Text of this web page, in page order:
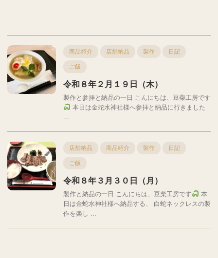
商品紹介 店舗納品 製作 日記
ご飯
令和８年２月１９日（木）
製作と参拝と納品の一日 こんにちは、豆柴工房です
本日は金蛇水神社様へ参拝と納品に行きました
...
店舗納品 商品紹介 製作 日記
ご飯
令和８年３月３０日（月）
製作と納品の一日 こんにちは、豆柴工房です
本
日は金蛇水神社様へ納品する、 白蛇ネックレスの製
作を楽し ...